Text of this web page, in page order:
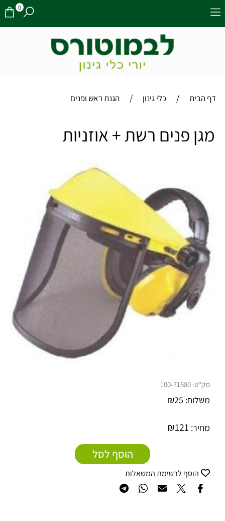
0
דף הבית / כלי גינון / הגנת ראש ופנים
מגן פנים רשת + אוזניות
מק"ט: 100-71580
משלוח: ₪25
מחיר: ₪121
הוסף לסל
הוסף לרשימת המשאלות